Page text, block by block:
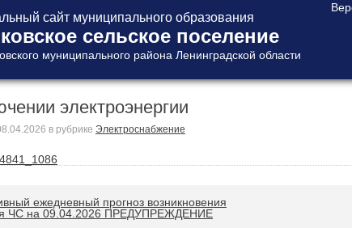
сайт муниципального образования
сельское поселение
муниципального района Ленинградской области
электроэнергии
в рубрике Электроснабжение
ежедневный прогноз возникновения
ЧС на 09.04.2026 ПРЕДУПРЕЖДЕНИЕ